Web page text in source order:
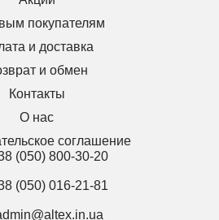
покупателям
и доставка
и обмен
Контакты
О нас
соглашение
(050) 800-30-20
(050) 016-21-81